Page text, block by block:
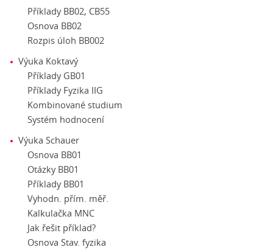
Příklady BB02, CB55
Osnova BB02
Rozpis úloh BB002
Výuka Koktavý
Příklady GB01
Příklady Fyzika IIG
Kombinované studium
Systém hodnocení
Výuka Schauer
Osnova BB01
Otázky BB01
Příklady BB01
Vyhodn. přím. měř.
Kalkulačka MNC
Jak řešit příklad?
Osnova Stav. fyzika